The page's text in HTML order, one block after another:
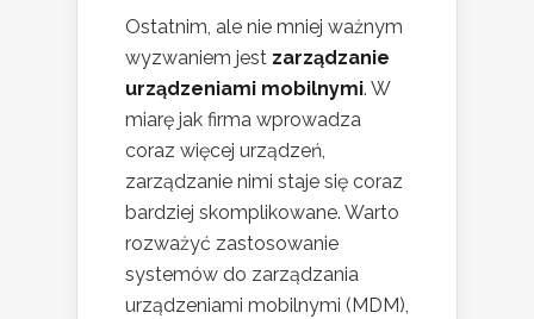
Ostatnim, ale nie mniej ważnym
wyzwaniem jest zarządzanie
urządzeniami mobilnymi. W
miarę jak firma wprowadza
coraz więcej urządzeń,
zarządzanie nimi staje się coraz
bardziej skomplikowane. Warto
rozważyć zastosowanie
systemów do zarządzania
urządzeniami mobilnymi (MDM),